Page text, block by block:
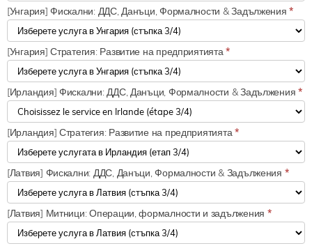
[Унгария] Фискални: ДДС, Данъци, Формалности & Задължения*
[Унгария] Стратегия: Развитие на предприятията*
[Ирландия] Фискални: ДДС, Данъци, Формалности & Задължения*
[Ирландия] Стратегия: Развитие на предприятията*
[Латвия] Фискални: ДДС, Данъци, Формалности & Задължения *
[Латвия] Митници: Операции, формалности и задължения *